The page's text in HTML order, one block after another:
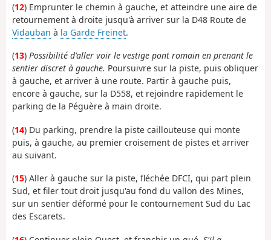
(12) Emprunter le chemin à gauche, et atteindre une aire de
retournement à droite jusqu'à arriver sur la D48 Route de
Vidauban à la Garde Freinet.
(13) Possibilité d'aller voir le vestige pont romain en prenant le
sentier discret à gauche. Poursuivre sur la piste, puis obliquer
à gauche, et arriver à une route. Partir à gauche puis,
encore à gauche, sur la D558, et rejoindre rapidement le
parking de la Péguère à main droite.
(14) Du parking, prendre la piste caillouteuse qui monte
puis, à gauche, au premier croisement de pistes et arriver
au suivant.
(15) Aller à gauche sur la piste, fléchée DFCI, qui part plein
Sud, et filer tout droit jusqu'au fond du vallon des Mines,
sur un sentier déformé pour le contournement Sud du Lac
des Escarets.